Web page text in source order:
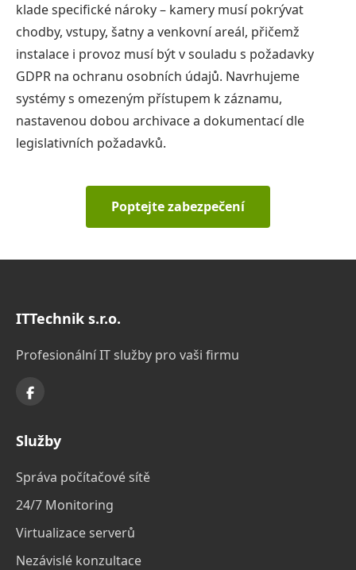
klade specifické nároky – kamery musí pokrývat
chodby, vstupy, šatny a venkovní areál, přičemž
instalace i provoz musí být v souladu s požadavky
GDPR na ochranu osobních údajů. Navrhujeme
systémy s omezeným přístupem k záznamu,
nastavenou dobou archivace a dokumentací dle
legislativních požadavků.
Poptejte zabezpečení
ITTechnik s.r.o.
Profesionální IT služby pro vaši firmu
Služby
Správa počítačové sítě
24/7 Monitoring
Virtualizace serverů
Nezávislé konzultace